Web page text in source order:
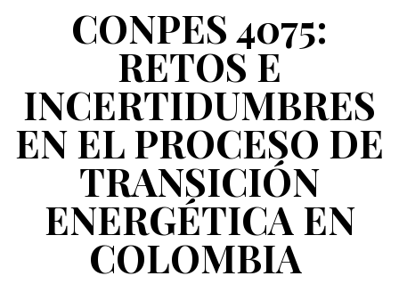
CONPES 4075:
RETOS E
INCERTIDUMBRES
EN EL PROCESO DE
TRANSICIÓN
ENERGÉTICA EN
COLOMBIA